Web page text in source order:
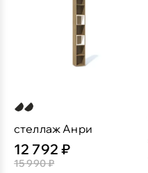
стеллаж Анри
12 792 ₽
15 990 ₽